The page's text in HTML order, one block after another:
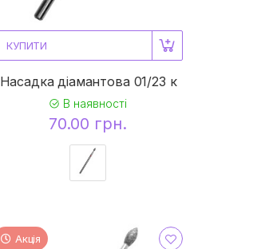
КУПИТИ
Насадка діамантова 01/23 к
В наявності
70.00 грн.
Акція